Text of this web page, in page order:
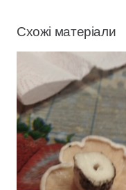
Схожі матеріали